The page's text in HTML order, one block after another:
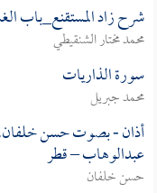
شرح زاد المستقنع_باب
محمد مختار الشنقيطي
سورة الذاريات
محمد جبريل
أذان - بصوت حسن خلفان.
عبدالوهاب – قطر
حسن خلفان